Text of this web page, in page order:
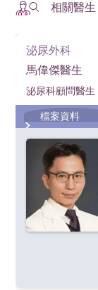
相關醫生
泌尿外科
馬偉傑醫生
泌尿科顧問醫生
檔案資料